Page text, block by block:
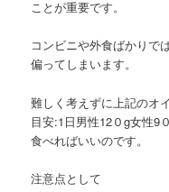
ことが重要です。
コンビニや外食ばかりで
偏ってしまいます。
難しく考えずに上記のオイ
目安:1日男性12０g女性9
食べればいいのです。
注意点として